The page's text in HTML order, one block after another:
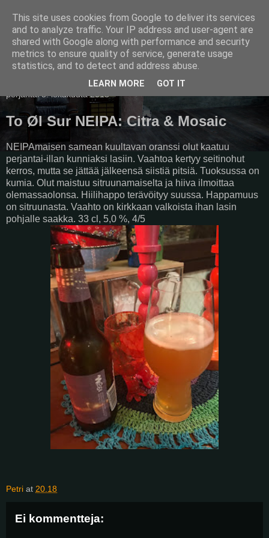
Pullollinen
perjantai 5. lokakuuta 2018
To Øl Sur NEIPA: Citra & Mosaic
NEIPAmaisen samean kuultavan oranssi olut kaatuu
perjantai-illan kunniaksi lasiin. Vaahtoa kertyy seitinohut
kerros, mutta se jättää jälkeensä siistiä pitsiä. Tuoksussa on
kumia. Olut maistuu sitruunamaiselta ja hiiva ilmoittaa
olemassaolonsa. Hiilihappo terävöityy suussa. Happamuus
on sitruunasta. Vaahto on kirkkaan valkoista ihan lasin
pohjalle saakka. 33 cl, 5,0 %, 4/5
Petri at 20.18
Ei kommentteja:
This site uses cookies from Google to deliver its services
and to analyze traffic. Your IP address and user-agent are
shared with Google along with performance and security
metrics to ensure quality of service, generate usage
statistics, and to detect and address abuse.
LEARN MORE GOT IT